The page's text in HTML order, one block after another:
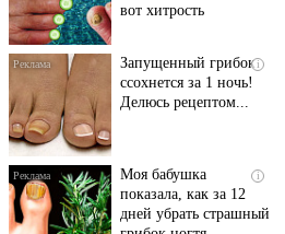
вот хитрость
i
Запущенный грибок
ссохнется за 1 ночь!
Делюсь рецептом...
i
Моя бабушка
показала, как за 12
дней убрать страшный